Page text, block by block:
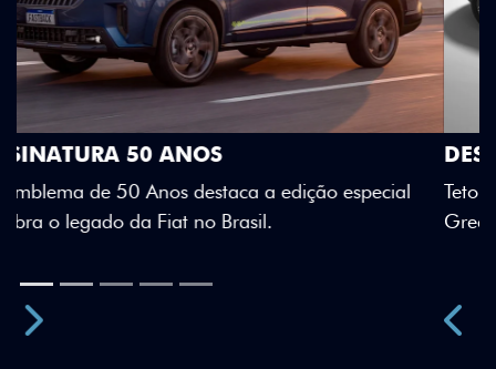
DESIGN QUE SE DESTACA
Teto bicolor, adesivos estilizados e detalhes em Citrus
Green criam uma identidade visual única.
Previous